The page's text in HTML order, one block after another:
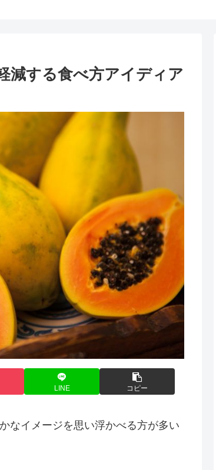
減する食べ方アイディア
LINE コピー
なイメージを思い浮かべる方が多い